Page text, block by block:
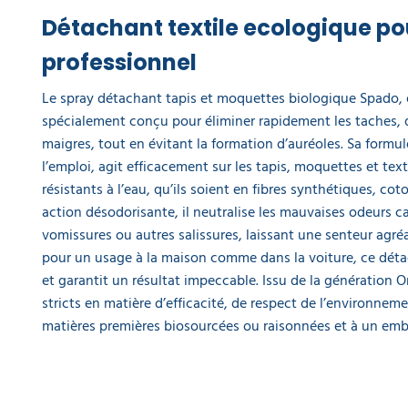
DE
PROTECTION
GAMME
ÉCOLOGIQUE
PROMOS
Détachant textile ecologique
professionnel
Le spray détachant tapis et moquettes biologique
spécialement conçu pour éliminer rapidement les taches,
maigres, tout en évitant la formation d’auréoles. Sa
l’emploi, agit efficacement sur les tapis, moquettes et
résistants à l’eau, qu’ils soient en fibres synthétiques,
action désodorisante, il neutralise les mauvaises odeurs
vomissures ou autres salissures, laissant une senteur
pour un usage à la maison comme dans la voiture, ce
et garantit un résultat impeccable. Issu de la génération
stricts en matière d’efficacité, de respect de
matières premières biosourcées ou raisonnées et à un